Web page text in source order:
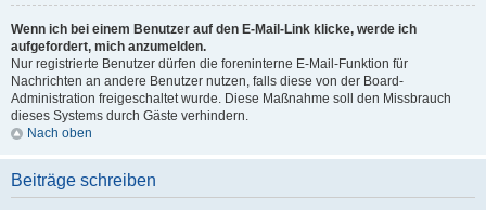
Wenn ich bei einem Benutzer auf den E-Mail-Link klicke, werde ich
aufgefordert, mich anzumelden.
Nur registrierte Benutzer dürfen die foreninterne E-Mail-Funktion für
Nachrichten an andere Benutzer nutzen, falls diese von der Board-
Administration freigeschaltet wurde. Diese Maßnahme soll den Missbrauch
dieses Systems durch Gäste verhindern.
Nach oben
Beiträge schreiben